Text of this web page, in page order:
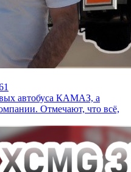
автобуса КАМАЗ, а
Отмечают, что всё,